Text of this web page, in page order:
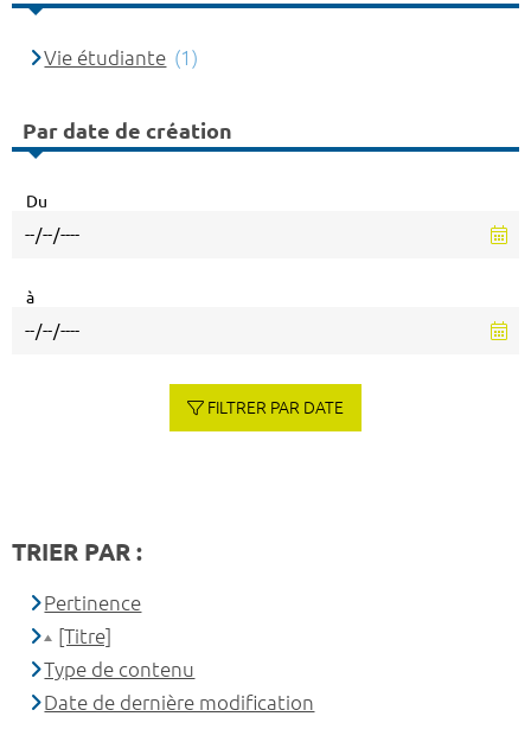
Vie étudiante (1)
Par date de création
Du
à
FILTRER PAR DATE
TRIER PAR :
Pertinence
[Titre]
Type de contenu
Date de dernière modification